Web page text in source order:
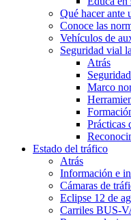
Qué hacer ante
Conoce las
Vehículos de
Seguridad vial
Atrás
Marco
Prácticas
Estado del tráfico
Atrás
Información e
Cámaras de
Eclipse 12 de
Carriles BUS-